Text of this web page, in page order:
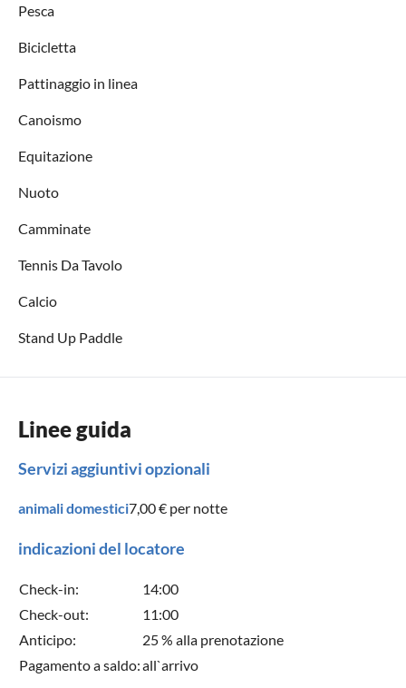
Pesca
Bicicletta
Pattinaggio in linea
Canoismo
Equitazione
Nuoto
Camminate
Tennis Da Tavolo
Calcio
Stand Up Paddle
Linee guida
Servizi aggiuntivi opzionali
animali domestici7,00 € per notte
indicazioni del locatore
Check-in:
14:00
Check-out:
11:00
Anticipo:
25 % alla prenotazione
Pagamento a saldo:all`arrivo